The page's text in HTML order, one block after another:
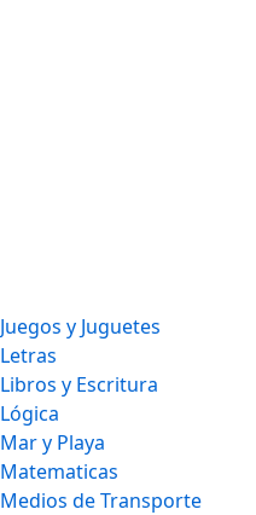
Juegos y Juguetes
Letras
Libros y Escritura
Lógica
Mar y Playa
Matematicas
Medios de Transporte